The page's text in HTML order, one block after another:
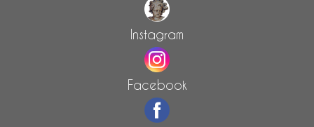
Instagram
Facebook